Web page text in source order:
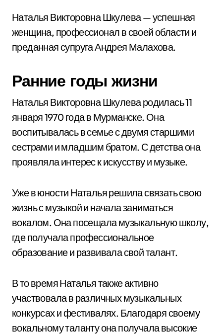
Наталья Викторовна Шкулева — успешная
женщина, профессионал в своей области и
преданная супруга Андрея Малахова.
Ранние годы жизни
Наталья Викторовна Шкулева родилась 11
января 1970 года в Мурманске. Она
воспитывалась в семье с двумя старшими
сестрами и младшим братом. С детства она
проявляла интерес к искусству и музыке.
Уже в юности Наталья решила связать свою
жизнь с музыкой и начала заниматься
вокалом. Она посещала музыкальную школу,
где получала профессиональное
образование и развивала свой талант.
В то время Наталья также активно
участвовала в различных музыкальных
конкурсах и фестивалях. Благодаря своему
вокальному таланту она получала высокие